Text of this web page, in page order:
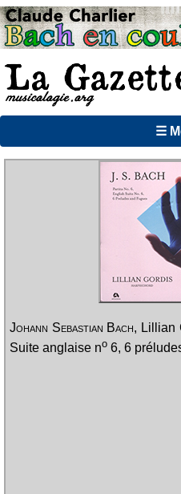
☰
Johann Sebastian Bach, Lillian
Suite anglaise no 6, 6